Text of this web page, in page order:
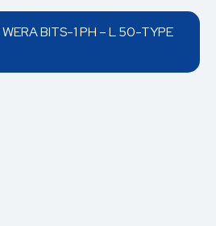
BITS-1 PH – L 50-TYPE